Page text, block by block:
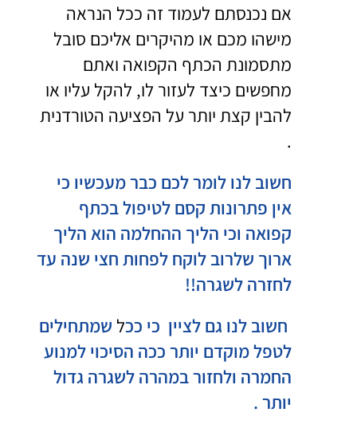
אם נכנסתם לעמוד זה ככל הנראה
מישהו מכם או מהיקרים אליכם סובל
מתסמונת הכתף הקפואה ואתם
מחפשים כיצד לעזור לו, להקל עליו או
להבין קצת יותר על הפציעה הטורדנית
.
חשוב לנו לומר לכם כבר מעכשיו כי
אין פתרונות קסם לטיפול בכתף
קפואה וכי הליך ההחלמה הוא הליך
ארוך שלרוב לוקח לפחות חצי שנה עד
לחזרה לשגרה!!
חשוב לנו גם לציין כי ככל שמתחילים
לטפל מוקדם יותר ככה הסיכוי למנוע
החמרה ולחזור במהרה לשגרה גדול
יותר .